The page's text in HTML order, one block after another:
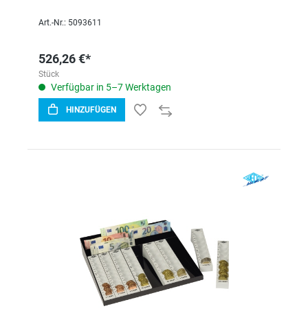
Art.-Nr.: 5093611
526,26 €*
Stück
Verfügbar in 5–7 Werktagen
HINZUFÜGEN